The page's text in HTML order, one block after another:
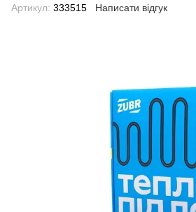
Артикул: 333515 Написати відгук